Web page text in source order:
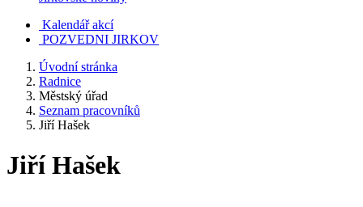
Kalendář akcí
POZVEDNI JIRKOV
Úvodní stránka
Radnice
Městský úřad
Seznam pracovníků
Jiří Hašek
Jiří Hašek